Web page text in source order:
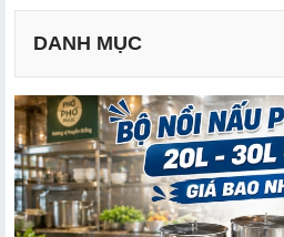
DANH MỤC
2.1. Bảng giá nồi điện nấu
2.2. Bảng giá bộ nồi phở 3 nồi